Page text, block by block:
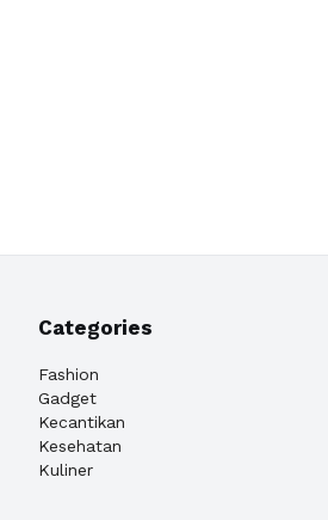
Categories
Fashion
Gadget
Kecantikan
Kesehatan
Kuliner